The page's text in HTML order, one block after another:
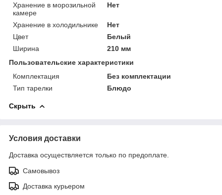
Хранение в морозильной
камере
Нет
Хранение в холодильнике
Нет
Цвет
Белый
Ширина
210 мм
Пользовательские характеристики
Комплектация
Без комплектации
Тип тарелки
Блюдо
Скрыть
Условия доставки
Доставка осуществляется только по предоплате.
Самовывоз
Доставка курьером